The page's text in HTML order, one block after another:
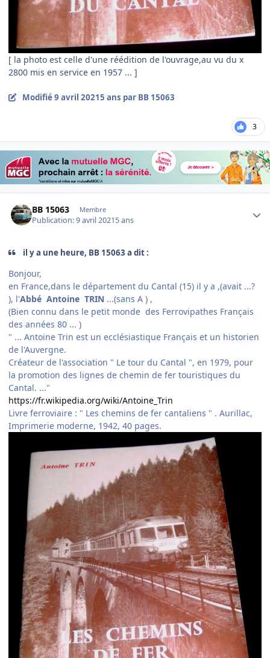
[ la photo est celle d'une réédition de l'ouvrage,au vu du x
2800 mis en service en 1957 ... ]
Modifié9 avril 20215 ans par BB 15063
3
BB 15063 Membre
Publication:9 avril 20215 ans
il y a une heure, BB 15063 a dit :
Bonjour,
en France,dans le département du Cantal (15) il y a ,(avait ...?
), l'Abbé Antoine TRIN ...(sans A ) ,
(Bien connu dans le petit monde des Ferrovipathes Français
des années 80 ... )
" ... Antoine Trin est un ecclésiastique Français et un historien
de l'Auvergne.
Créateur de l'association " Le tour du Cantal ", en 1979, pour
la promotion des lignes de chemin de fer touristiques du
Cantal. ..."
https://fr.wikipedia.org/wiki/Antoine_Trin
Livre ferroviaire : " Les chemins de fer cantaliens " . Aurillac,
Imprimerie moderne, 1942, 40 pages.